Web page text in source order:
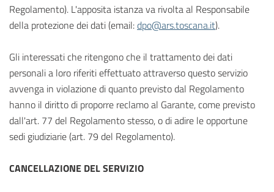
Regolamento). L'apposita istanza va rivolta al Responsabile
della protezione dei dati (email:dpo@ars.toscana.it).
Gli interessati che ritengono che il trattamento dei dati
personali a loro riferiti effettuato attraverso questo servizio
avvenga in violazione di quanto previsto dal Regolamento
hanno il diritto di proporre reclamo al Garante, come previsto
dall'art. 77 del Regolamento stesso, o di adire le opportune
sedi giudiziarie (art. 79 del Regolamento).
CANCELLAZIONE DEL SERVIZIO